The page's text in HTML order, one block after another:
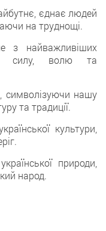
єднає людей
на труднощі.
найважливіших
силу, волю та
символізуючи нашу
та традиції.
культури,
природи,
народ.